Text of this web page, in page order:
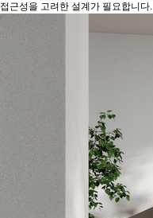
접근성을 고려한 설계가 필요합니다.